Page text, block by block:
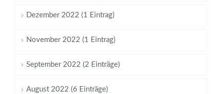
Dezember 2022 (1 Eintrag)
November 2022 (1 Eintrag)
September 2022 (2 Einträge)
August 2022 (6 Einträge)